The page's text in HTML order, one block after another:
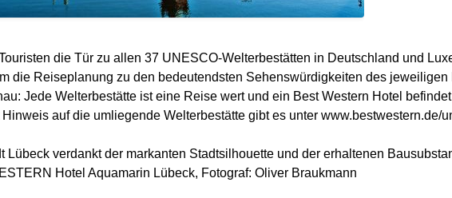
die Tür zu allen 37 UNESCO-Welterbestätten in Deutschland und
die Reiseplanung zu den bedeutendsten Sehenswürdigkeiten des
Jede Welterbestätte ist eine Reise wert und ein Best Western Hotel
auf die umliegende Welterbestätte gibt es unter www.bestwestern.de/
Lübeck verdankt der markanten Stadtsilhouette und der erhaltenen
Hotel Aquamarin Lübeck, Fotograf: Oliver Braukmann